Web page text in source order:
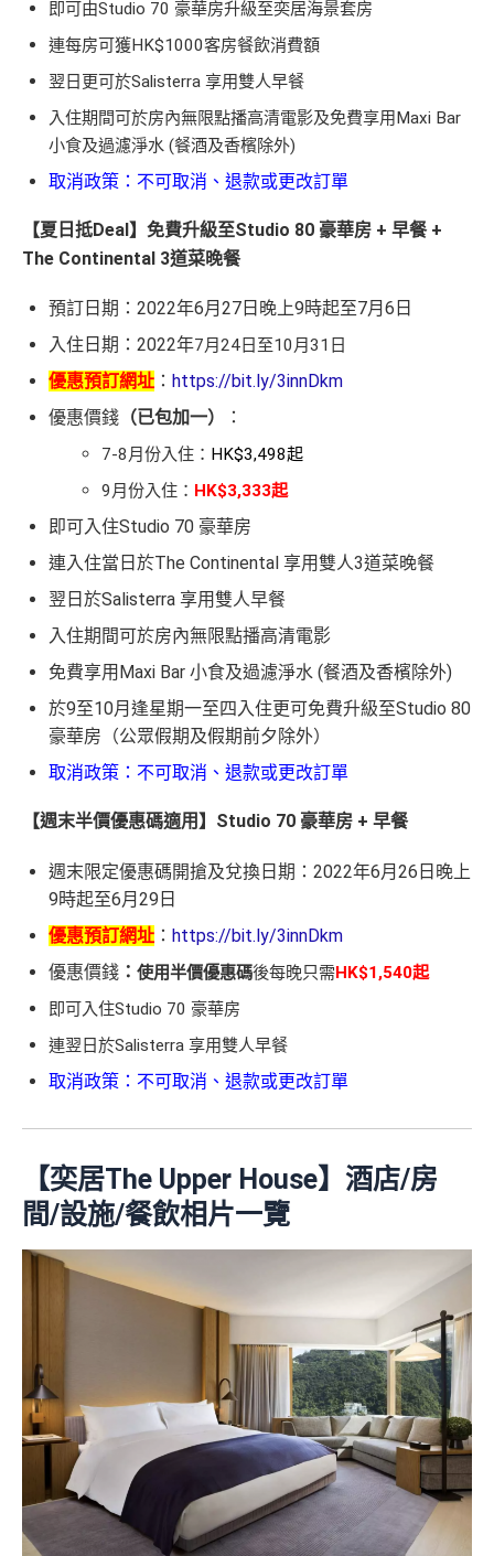
即可由Studio 70 豪華房升級至奕居海景套房
連每房可獲HK$1000客房餐飲消費額
翌日更可於Salisterra 享用雙人早餐
入住期間可於房內無限點播高清電影及免費享用Maxi Bar
小食及過濾淨水 (餐酒及香檳除外)
取消政策：不可取消、退款或更改訂單
【夏日抵Deal】免費升級至Studio 80 豪華房 + 早餐 +
The Continental 3道菜晚餐
預訂日期：2022年6月27日晚上9時起至7月6日
入住日期：2022年7月24日至10月31日
優惠預訂網址 ： https://bit.ly/3innDkm
優惠價錢 （已包加一） ：
7-8月份入住： HK$3,498起
9月份入住： HK$3,333起
即可入住Studio 70 豪華房
連入住當日於The Continental 享用雙人3道菜晚餐
翌日於Salisterra 享用雙人早餐
入住期間可於房內無限點播高清電影
免費享用Maxi Bar 小食及過濾淨水 (餐酒及香檳除外)
於9至10月逢星期一至四入住更可免費升級至Studio 80
豪華房（公眾假期及假期前夕除外）
取消政策：不可取消、退款或更改訂單
【週末半價優惠碼適用】Studio 70 豪華房 + 早餐
週末限定優惠碼開搶及兌換日期：2022年6月26日晚上
9時起至6月29日
優惠預訂網址 ： https://bit.ly/3innDkm
優惠價錢 ： 使用半價優惠碼後每晚只需HK$1,540起
即可入住Studio 70 豪華房
連翌日於Salisterra 享用雙人早餐
取消政策：不可取消、退款或更改訂單
【奕居The Upper House】酒店/房
間/設施/餐飲相片一覽